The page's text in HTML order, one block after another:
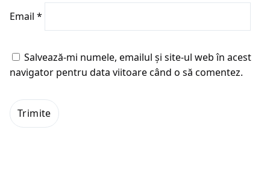
Email *
Salvează-mi numele, emailul și site-ul web în acest
navigator pentru data viitoare când o să comentez.